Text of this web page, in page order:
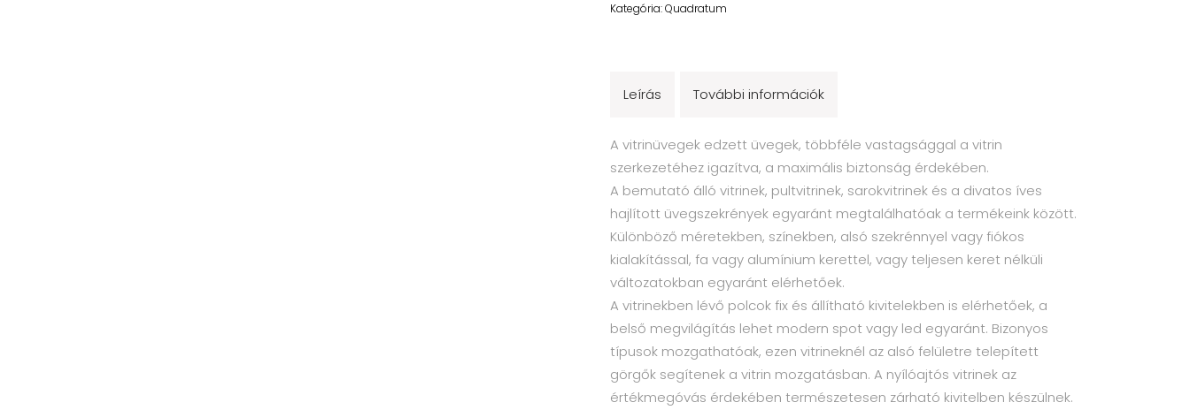
Kategória:Quadratum
Leírás További információk
A vitrinüvegek edzett üvegek, többféle vastagsággal a vitrin
szerkezetéhez igazítva, a maximális biztonság érdekében.
A bemutató álló vitrinek, pultvitrinek, sarokvitrinek és a divatos íves
hajlított üvegszekrények egyaránt megtalálhatóak a termékeink között.
Különböző méretekben, színekben, alsó szekrénnyel vagy fiókos
kialakítással, fa vagy alumínium kerettel, vagy teljesen keret nélküli
változatokban egyaránt elérhetőek.
A vitrinekben lévő polcok fix és állítható kivitelekben is elérhetőek, a
belső megvilágítás lehet modern spot vagy led egyaránt. Bizonyos
típusok mozgathatóak, ezen vitrineknél az alsó felületre telepített
görgők segítenek a vitrin mozgatásban. A nyílóajtós vitrinek az
értékmegóvás érdekében természetesen zárható kivitelben készülnek.